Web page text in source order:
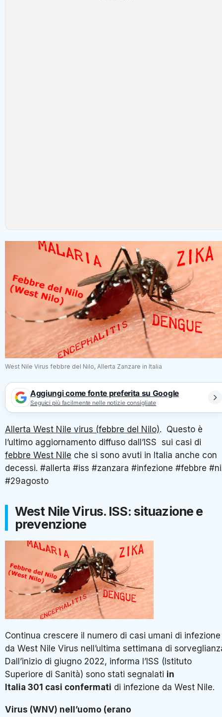
West Nile Virus febbre del Nilo, Allerta Zanzare in Italia
Aggiungi come fonte preferita su Google
Seguici più facilmente nelle notizie consigliate
Allerta West Nile virus (febbre del Nilo). Questo è
l’ultimo aggiornamento diffuso dall’ISS sui casi di
febbre West Nile che si sono avuti in Italia anche con
decessi. #allerta #iss #zanzara #infezione #febbre
#29agosto
West Nile Virus. ISS: situazione e
prevenzione
Continua crescere il numero di casi umani di infezione
da West Nile Virus nell’ultima settimana di
Dall’inizio di giugno 2022, informa l’ISS (Istituto
Superiore di Sanità) sono stati segnalati in
Italia 301 casi confermati di infezione da West Nile.
Virus (WNV) nell’uomo (erano